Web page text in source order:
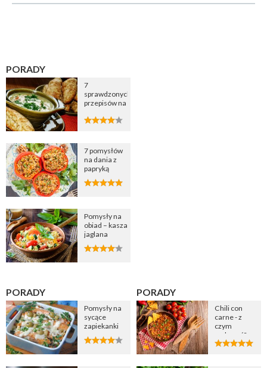
PORADY
7
sprawdzonych
przepisów na
cebulową
7 pomysłów
na dania z
papryką
Pomysły na
obiad – kasza
jaglana
PORADY
Pomysły na
sycące
zapiekanki
PORADY
Chili con
carne - z
czym
podawać?